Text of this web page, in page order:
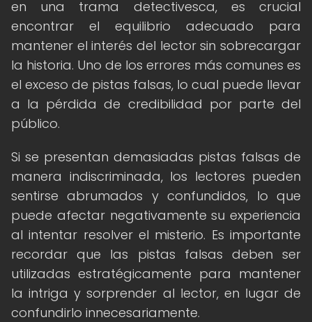
en una trama detectivesca, es crucial
encontrar el equilibrio adecuado para
mantener el interés del lector sin sobrecargar
la historia. Uno de los errores más comunes es
el exceso de pistas falsas, lo cual puede llevar
a la pérdida de credibilidad por parte del
público.
Si se presentan demasiadas pistas falsas de
manera indiscriminada, los lectores pueden
sentirse abrumados y confundidos, lo que
puede afectar negativamente su experiencia
al intentar resolver el misterio. Es importante
recordar que las pistas falsas deben ser
utilizadas estratégicamente para mantener
la intriga y sorprender al lector, en lugar de
confundirlo innecesariamente.